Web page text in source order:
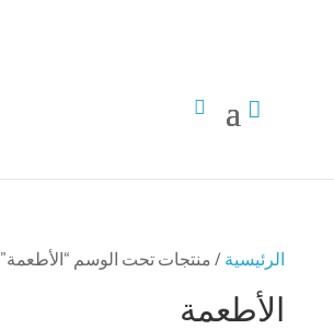


الرئيسية / منتجات تحت الوسم “الأطعمة”
الأطعمة